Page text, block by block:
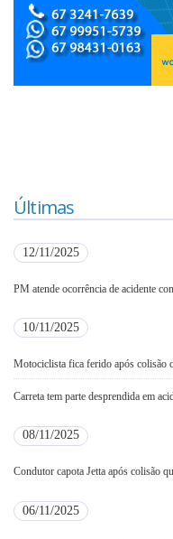
Últimas
12/11/2025
PM atende ocorrência de acidente
10/11/2025
Motociclista fica ferido após colisão
Carreta tem parte desprendida em
08/11/2025
Condutor capota Jetta após colisão
06/11/2025